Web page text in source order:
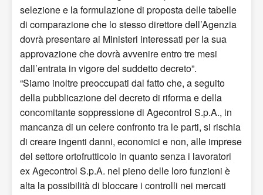
selezione e la formulazione di proposta delle tabelle
di comparazione che lo stesso direttore dell’Agenzia
dovrà presentare ai Ministeri interessati per la sua
approvazione che dovrà avvenire entro tre mesi
dall’entrata in vigore del suddetto decreto”.
“Siamo inoltre preoccupati dal fatto che, a seguito
della pubblicazione del decreto di riforma e della
concomitante soppressione di Agecontrol S.p.A., in
mancanza di un celere confronto tra le parti, si rischia
di creare ingenti danni, economici e non, alle imprese
del settore ortofrutticolo in quanto senza i lavoratori
ex Agecontrol S.p.A. nel pieno delle loro funzioni è
alta la possibilità di bloccare i controlli nei mercati